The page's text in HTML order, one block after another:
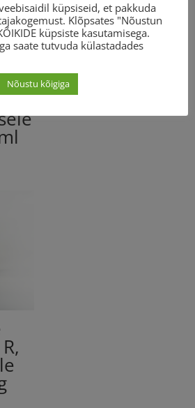
La Sincere
ATP lipiid geel
45.00€
küpsiseid, et pakkuda
Klõpsates "Nõustun
küpsiste kasutamisega.
saate tutvuda külastadades
Nõustu kõigiga